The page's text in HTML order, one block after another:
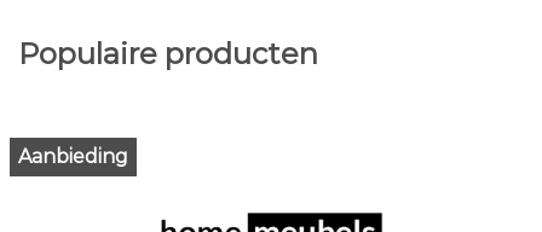
Populaire producten
Aanbieding